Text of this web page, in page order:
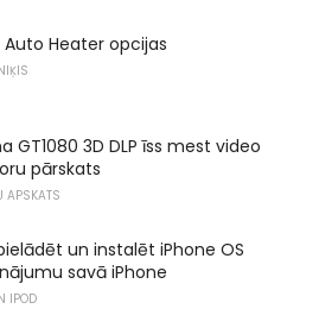
Heater opcijas
GT1080 3D DLP īss mest video
pārskats
APSKATS
un instalēt iPhone OS
savā iPhone
IPOD